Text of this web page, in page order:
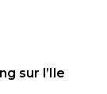
sur l’Ile